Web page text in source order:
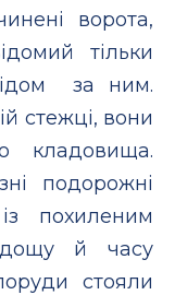
ворота,
тільки
за ним.
стежці, вони
кладовища.
подорожні
похиленим
дощу й часу
стояли